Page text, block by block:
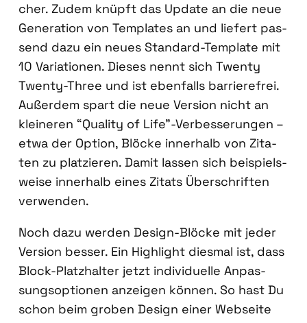
cher. Zudem knüpft das Update an die neue
Gene­ra­ti­on von Tem­pla­tes an und lie­fert pas­
send dazu ein neu­es Stan­dard-Tem­p­la­te mit
10 Varia­tio­nen. Die­ses nennt sich Twen­ty
Twen­ty-Three und ist eben­falls bar­rie­re­frei.
Außer­dem spart die neue Ver­si­on nicht an
klei­ne­ren “Qua­li­ty of Life”-Verbesserungen –
etwa der Opti­on, Blö­cke inner­halb von Zita­
ten zu plat­zie­ren. Damit las­sen sich bei­spiels­
wei­se inner­halb eines Zitats Über­schrif­ten
ver­wen­den.
Noch dazu wer­den Design-Blö­cke mit jeder
Ver­si­on bes­ser. Ein High­light dies­mal ist, dass
Block-Platz­hal­ter jetzt indi­vi­du­el­le Anpas­
sungs­op­tio­nen anzei­gen kön­nen. So hast Du
schon beim gro­ben Design einer Web­sei­te